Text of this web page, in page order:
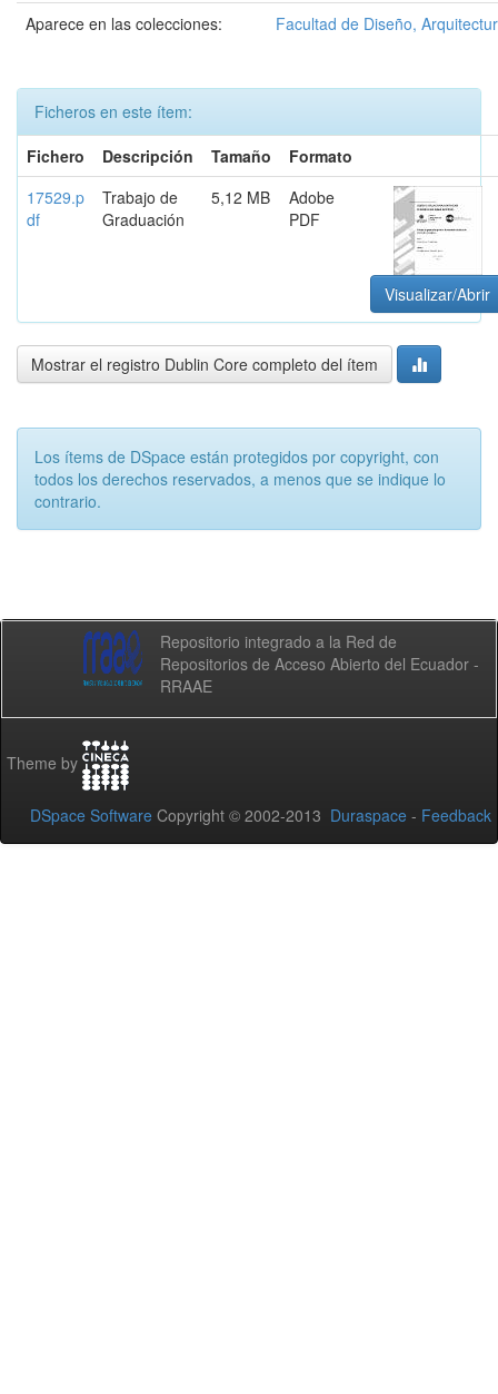
Aparece en las colecciones:
Facultad de Diseño,
Ficheros en este ítem:
Fichero
Descripción Tamaño
Formato
17529.p
df
Trabajo de
Graduación
5,12 MB
Adobe
PDF
Visualizar/Abrir
Mostrar el registro Dublin Core completo del ítem
Los ítems de DSpace están protegidos por copyright, con
todos los derechos reservados, a menos que se indique lo
contrario.
Repositorio integrado a la Red de
Repositorios de Acceso Abierto del Ecuador -
RRAAE
Theme by
DSpace Software Copyright © 2002-2013 Duraspace - Feedback